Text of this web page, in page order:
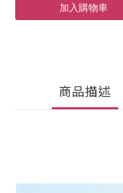
加入購物車
商品描述